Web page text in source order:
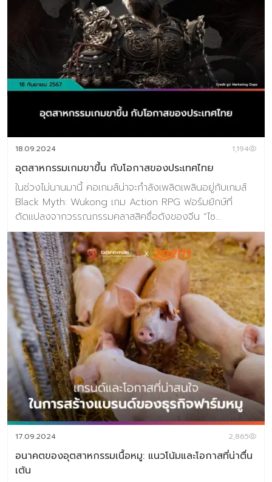
ที่กินประจำตลอดทั้งปี โดยมีหลากหลายชื่อเรียก ไม่ว่าจะเป็น
กินเจ (ที่กินได้หลายแบบ) กินมังสวิรัติ กินแบบวีแกน เหล่านี้มี
ข้อบังคับการกินที่แตกต่างกันไป ข้อมูลจากชุดข้อมูลวิจัยเท
รนด์ Future Food Business Trends 2025 โดยศูนย์วิจัย
เทรนด์และคอนเซ็ปต์แห่งอนาคต บารามีซี่ แล็บ มีข้อมูลว่า มี
คนไทยไม่กินเนื้อสัตว์ 7.8% ของประชากรทั้งหมด จากข้อมูล
ตลาดดังกล่าวทำให้มองเห็นโอกาสของธุรกิจโปรตีนทางเลือก
(Alternative Protein) คือการกินโปรตีนทางเลือกเข้ามาแทน
ด้วยโปรตีนจากพืช เช่น ถั่ว […]
18.09.2024 1,194
อุตสาหกรรมเกมขาขึ้น กับโอกาสของประเทศไทย
ในช่วงไม่นานมานี้ คอเกมส์น่าจะกำลังเพลิดเพลินอยู่กับเกมส์
Black Myth: Wukong เกม Action RPG ฟอร์มยักษ์ที่
ดัดแปลงจากวรรณกรรมคลาสสิคชื่อดังของจีน “ไซ
อิ๋ว” (Journey to the West) ล่าสุด ทา Stream DBได้ระบุ
ว่า Black Myth: Wukong กวาดยอดผู้เล่นได้กว่า 1 ล้านคน
หลังเปิดให้เล่นภายในระยะเวลาเพียง 30 กว่านาที ถือว่าได้รับ
ความนิยมสูง ตอกย้ำกระแสและความน่าสนใจของเกมนี้ได้เป็น
อย่างดี ตลาดเกมส์ทั่วโลกกำลังเติบโต 2.1% จากช่วงเวลา
เดียวกันในปีที่แล้ว ตลาดเกมส์จะสร้างรายได้ 187.7 พันล้าน $
ในปี 2024 โดยเกมส์คอมพิวเตอร์มีมูลค่า 43.2 พันล้าน $ มี
สัดส่วนที่ 23% เกมส์จากเครื่องเล่นเกมส์ (Console) 51.98
พันล้าน $ ด้วยสัดส่วน 28% ในขณะที่เกมส์มือถือขนาด
92.6 พันล้าน $ กินส่วนแบ่ง 49% อีกหนึ่งสัญญาณที่เป็น
ตัวชี้วัดการเติบโตของอุตสาหกรรมเกม คือ ‘โพนี่ หม่า’ ซีอีโอ
‘เทนเซ็นต์’ คืนบัลลังก์ ‘มหาเศรษฐีอันดับหนึ่ง’ ของจีนอีกครั้ง!
ด้วยทรัพย์สินสุทธิสูงถึง 44,000 ล้านดอลลาร์ (มั่งคั่ง 1.4
ล้านล้านบาท) แซงหน้า “จงซานซาน” เจ้าของแบรนด์น้ำแร่
หนงฟู่ (Nongfu Spring) ที่หล่นไปอยู่ดันดับ 2 ซึ่งปัจจัยหนึ่ง
คือ […]
17.09.2024 2,865
อนาคตของอุตสาหกรรมเนื้อหมู: แนวโน้มและโอกาสที่น่าตื่น
เต้น